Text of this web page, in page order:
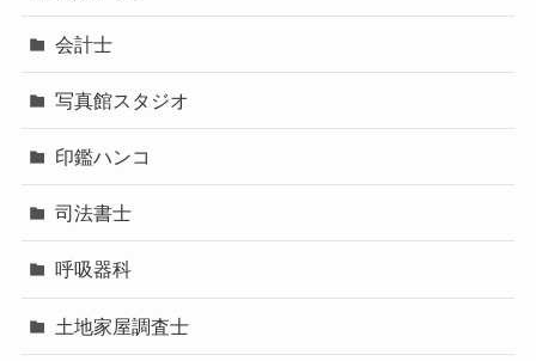
会計士
写真館スタジオ
印鑑ハンコ
司法書士
呼吸器科
土地家屋調査士